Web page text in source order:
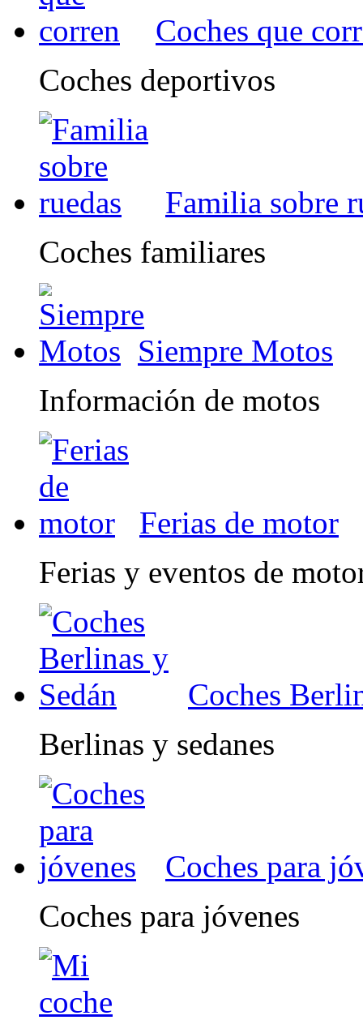
Coches que
Coches deportivos
Familia sobre
Coches familiares
Siempre Motos
Información de motos
Ferias de motor
Ferias y eventos de
Coches
Berlinas y sedanes
Coches para
Coches para jóvenes